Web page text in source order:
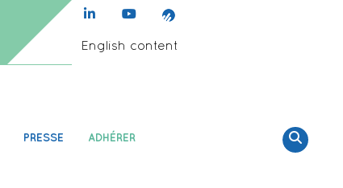
English content
PRESSE ADHÉRER